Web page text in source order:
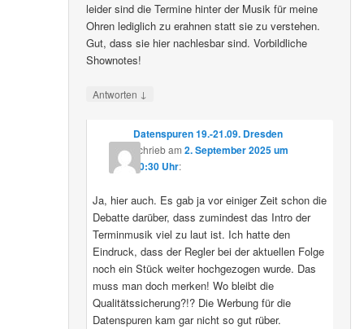
leider sind die Termine hinter der Musik für meine
Ohren lediglich zu erahnen statt sie zu verstehen.
Gut, dass sie hier nachlesbar sind. Vorbildliche
Shownotes!
Antworten ↓
Datenspuren 19.-21.09. Dresden
schriebam 2. September 2025 um
10:30 Uhr:
Ja, hier auch. Es gab ja vor einiger Zeit schon die
Debatte darüber, dass zumindest das Intro der
Terminmusik viel zu laut ist. Ich hatte den
Eindruck, dass der Regler bei der aktuellen Folge
noch ein Stück weiter hochgezogen wurde. Das
muss man doch merken! Wo bleibt die
Qualitätssicherung?!? Die Werbung für die
Datenspuren kam gar nicht so gut rüber.